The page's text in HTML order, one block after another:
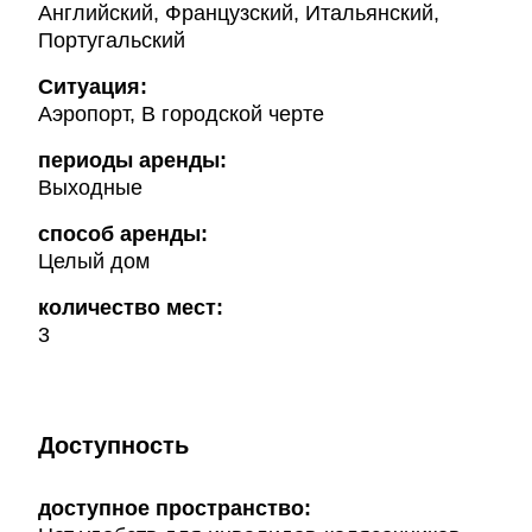
Английский, Французский, Итальянский,
Португальский
Ситуация:
Аэропорт, В городской черте
периоды аренды:
Выходные
способ аренды:
Целый дом
количество мест:
3
Доступность
доступное пространство: